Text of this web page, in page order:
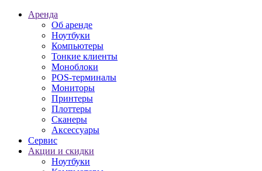
Аренда
Об аренде
Ноутбуки
Компьютеры
Тонкие клиенты
Моноблоки
POS-терминалы
Мониторы
Принтеры
Плоттеры
Сканеры
Аксессуары
Сервис
Акции и скидки
Ноутбуки